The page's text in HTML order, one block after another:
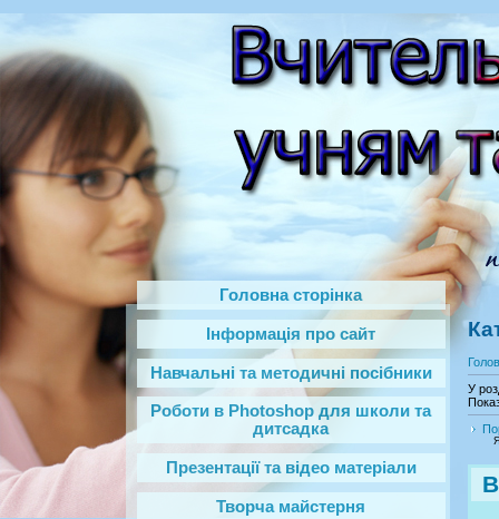
Головна сторінка
Інформація про сайт
Навчальні та методичні посібники
Роботи в Photoshop‎ для школи та
дитсадка
Презентації та відео матеріали
Творча майстерня
У